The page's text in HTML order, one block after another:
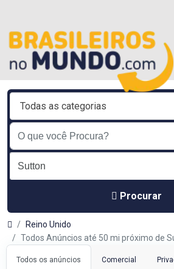
Todas as categorias
Procurar
Reino Unido
Todos Anúncios até 50 mi próximo de
Todos os anúncios Comercial